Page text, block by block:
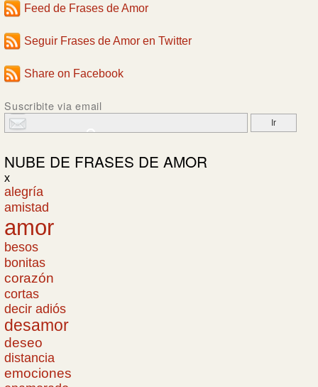
Feed de Frases de Amor
Seguir Frases de Amor en Twitter
Share on Facebook
Suscribite via email
NUBE DE FRASES DE AMOR
x
alegría
amistad
amor
besos
bonitas
corazón
cortas
decir adiós
desamor
deseo
distancia
emociones